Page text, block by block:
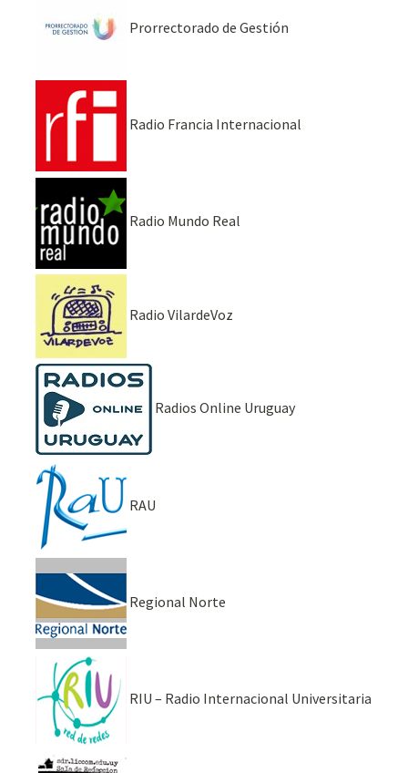
Prorrectorado de Gestión
Radio Francia Internacional
Radio Mundo Real
Radio VilardeVoz
Radios Online Uruguay
RAU
Regional Norte
RIU – Radio Internacional Universitaria